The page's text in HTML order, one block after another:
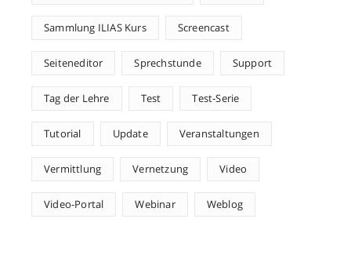
Sammlung ILIAS Kurs Screencast
Seiteneditor Sprechstunde Support
Tag der Lehre Test Test-Serie
Tutorial Update Veranstaltungen
Vermittlung Vernetzung Video
Video-Portal Webinar Weblog